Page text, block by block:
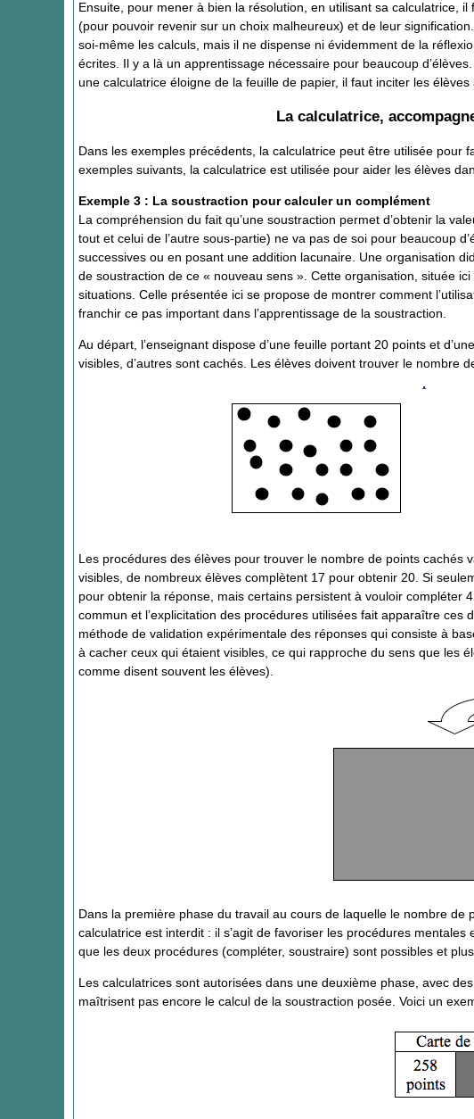
Ensuite, pour mener à bien la résolution, en utilisant sa calculatrice,
(pour pouvoir revenir sur un choix malheureux) et de leur
soi-même les calculs, mais il ne dispense ni évidemment de la
écrites. Il y a là un apprentissage nécessaire pour beaucoup
une calculatrice éloigne de la feuille de papier, il faut inciter les élèves
La calculatrice,
Dans les exemples précédents, la calculatrice peut être utilisée pour
exemples suivants, la calculatrice est utilisée pour aider les élèves
Exemple 3 : La soustraction pour calculer un complément
La compréhension du fait qu’une soustraction permet d’obtenir la
tout et celui de l’autre sous-partie) ne va pas de soi pour beaucoup
successives ou en posant une addition lacunaire. Une organisation
de soustraction de ce « nouveau sens ». Cette organisation, située ici
situations. Celle présentée ici se propose de montrer comment
franchir ce pas important dans l’apprentissage de la soustraction.
Au départ, l’enseignant dispose d’une feuille portant 20 points et
visibles, d’autres sont cachés. Les élèves doivent trouver le nombre
Les procédures des élèves pour trouver le nombre de points
visibles, de nombreux élèves complètent 17 pour obtenir 20. Si
pour obtenir la réponse, mais certains persistent à vouloir compléter
commun et l’explicitation des procédures utilisées fait apparaître
méthode de validation expérimentale des réponses qui consiste à
à cacher ceux qui étaient visibles, ce qui rapproche du sens que les
comme disent souvent les élèves).
Dans la première phase du travail au cours de laquelle le nombre
calculatrice est interdit : il s’agit de favoriser les procédures
que les deux procédures (compléter, soustraire) sont possibles et
Les calculatrices sont autorisées dans une deuxième phase, avec
maîtrisent pas encore le calcul de la soustraction posée. Voici un